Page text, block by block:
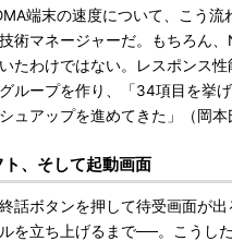
端末の速度について、こう流
術マネージャーだ。もちろん、
たわけではない。レスポンス
ループを作り、「34項目を挙
ュアップを進めてきた」（岡本
、そして起動画面
話ボタンを押して待受画面が出
を立ち上げるまで──。こうし